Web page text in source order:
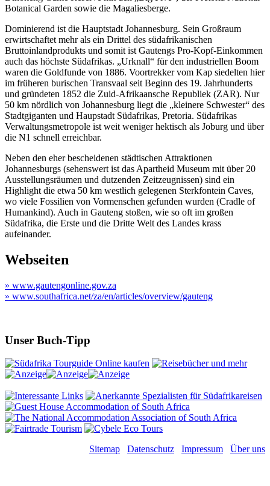
Botanical Garden sowie die Magaliesberge.
Dominierend ist die Hauptstadt Johannesburg. Sein Großraum
erwirtschaftet mehr als ein Drittel des südafrikanischen
Bruttoinlandprodukts und somit ist Gautengs Pro-Kopf-Einkommen
auch das höchste Südafrikas. „Urknall“ für den industriellen Boom
waren die Goldfunde von 1886. Voortrekker vom Kap siedelten hier
im früheren burischen Transvaal seit Beginn des 19. Jahrhunderts
und gründeten 1852 die Zuid-Afrikaansche Republiek (ZAR). Nur
50 km nördlich von Johannesburg liegt die „kleinere Schwester“ des
Stadtgiganten und Haupstadt Südafrikas, Pretoria. Südafrikas
Verwaltungsmetropole ist weit weniger hektisch als Joburg und über
die N1 schnell erreichbar.
Neben den eher bescheidenen städtischen Attraktionen
Johannesburgs (sehenswert ist das Apartheid Museum mit über 20
Ausstellungsräumen und dutzenden Zeitzeugnissen) sind ein
Highlight die etwa 50 km westlich gelegenen Sterkfontein Caves,
wo viele Fossilien von Vormenschen gefunden wurden (Cradle of
Humankind). Auch in Gauteng stoßen, wie so oft im großen
Südafrika, die Erste und die Dritte Welt des Landes krass
aufeinander.
Webseiten
» www.gautengonline.gov.za
» www.southafrica.net/za/en/articles/overview/gauteng
Unser Buch-Tipp
Sitemap Datenschutz Impressum Über uns